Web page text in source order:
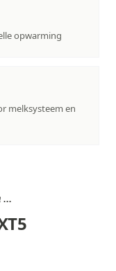
opwarming
melksysteem en
...